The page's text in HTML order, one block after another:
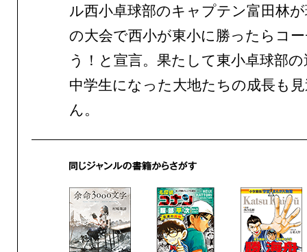
ル西小卓球部のキャプテン富田林
の大会で西小が東小に勝ったらコ
う！と宣言。果たして東小卓球部
中学生になった大地たちの成長も
ん。